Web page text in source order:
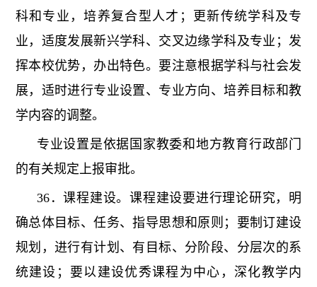
科和专业，培养复合型人才；更新传统学科及专
业，适度发展新兴学科、交叉边缘学科及专业；发
挥本校优势，办出特色。要注意根据学科与社会发
展，适时进行专业设置、专业方向、培养目标和教
学内容的调整。
专业设置是依据国家教委和地方教育行政部门
的有关规定上报审批。
36．课程建设。课程建设要进行理论研究，明
确总体目标、任务、指导思想和原则；要制订建设
规划，进行有计划、有目标、分阶段、分层次的系
统建设；要以建设优秀课程为中心，深化教学内